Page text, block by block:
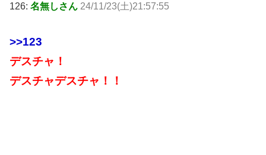
126: 名無しさん 24/11/23(土)21:57:55
>>123
デスチャ！
デスチャデスチャ！！